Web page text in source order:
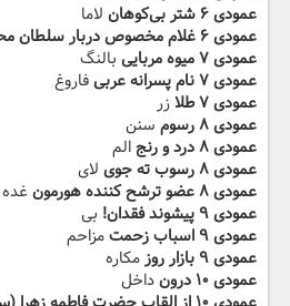
عمودی ۶ شتر بی‌كوهان
لاما
عمودی ۶ غلام مخصوص دربار سلطان محمود
عمودی ۷ ميوه مربايی
بالنگ
عمودی ۷ نام پسرانه عربی
فاروغ
عمودی ۷ طلا
زر
عمودی ۸ رسوم
سنن
عمودی ۸ ‬‫درد و رنج
الم
عمودی ۸ رسوب ته جوی
لای
عمودی ۸ عضو ترشح كننده هورمون
غده
عمودی ۹ پيشوند فقدان!
بی
عمودی ۹ اسباب زحمت
مزاحم
عمودی ۹ بازار روز
مکاره
عمودی ۱۰ درون
داخل